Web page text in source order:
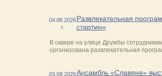
04.08.2026
г.
Развлекательная
стартин»
В сквере на улице Дружбы
организована развлекательная
03.08.2026Ансамбль «Славяне»